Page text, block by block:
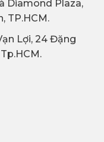
Diamond Plaza,
TP.HCM.
Lợi, 24 Đặng